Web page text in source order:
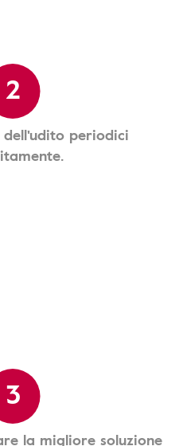
2
dell'udito periodici
3
la migliore soluzione